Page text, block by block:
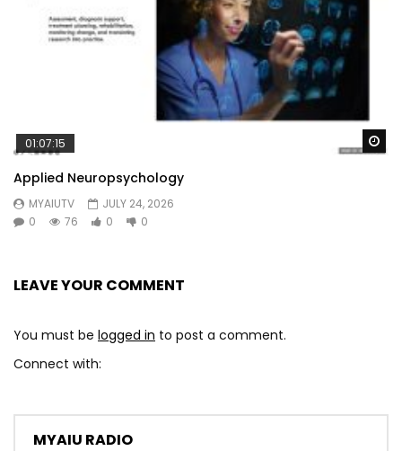
01:07:15
Applied Neuropsychology
MYAIUTV
JULY 24, 2026
0
76 0 0
LEAVE YOUR COMMENT
You must be logged in to post a comment.
Connect with:
MYAIU RADIO